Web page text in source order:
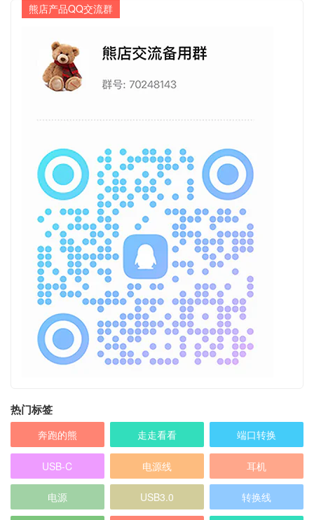
熊店产品QQ交流群
热门标签
奔跑的熊 走走看看 端口转换
USB-C 电源线 耳机
电源 USB3.0 转换线